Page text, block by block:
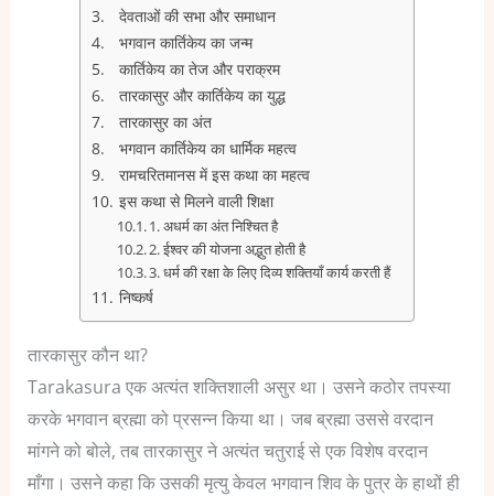
देवताओं की सभा और समाधान
भगवान कार्तिकेय का जन्म
कार्तिकेय का तेज और पराक्रम
तारकासुर और कार्तिकेय का युद्ध
तारकासुर का अंत
भगवान कार्तिकेय का धार्मिक महत्व
रामचरितमानस में इस कथा का महत्व
इस कथा से मिलने वाली शिक्षा
1. अधर्म का अंत निश्चित है
2. ईश्वर की योजना अद्भुत होती है
3. धर्म की रक्षा के लिए दिव्य शक्तियाँ कार्य करती हैं
निष्कर्ष
तारकासुर कौन था?
Tarakasura एक अत्यंत शक्तिशाली असुर था। उसने कठोर तपस्या
करके भगवान ब्रह्मा को प्रसन्न किया था। जब ब्रह्मा उससे वरदान
मांगने को बोले, तब तारकासुर ने अत्यंत चतुराई से एक विशेष वरदान
माँगा। उसने कहा कि उसकी मृत्यु केवल भगवान शिव के पुत्र के हाथों ही